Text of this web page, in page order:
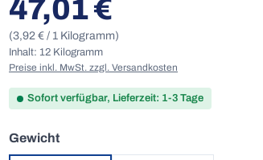
47,01 €
(3,92 € / 1 Kilogramm)
Inhalt: 12 Kilogramm
Preise inkl. MwSt. zzgl. Versandkosten
Sofort verfügbar, Lieferzeit: 1-3 Tage
Gewichtauswählen